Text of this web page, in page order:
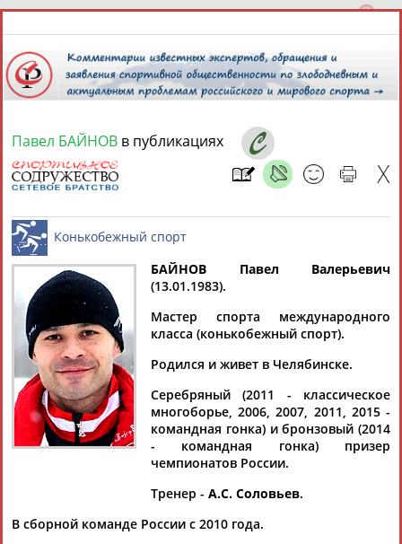
10 августа 2026 года,
СПОРТСМЕНЫ, ТРЕНЕРЫ И СПЕЦИАЛИСТЫ
Найдено: 13181персон Расширенный поиск
Аслаудин
АБАЕВ
Елена
АБАИМОВА
АБАКУМОВА
АБАЛАКИНА
АБАСОВА
АБАЧАРАЕВ
АБАШИДЗЕ
Павел БАЙНОВ в публикациях
Конькобежный спорт
БАЙНОВ Павел Валерьевич
(13.01.1983).
Мастер спорта международного
класса (конькобежный спорт).
Родился и живет в Челябинске.
Серебряный (2011 - классическое
многоборье, 2006, 2007, 2011, 2015 -
командная гонка) и бронзовый (2014
- командная гонка) призер
чемпионатов России.
Тренер - А.С. Соловьев.
В сборной команде России с 2010 года.